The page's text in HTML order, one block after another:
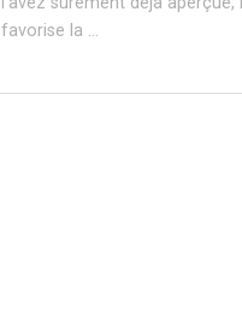
favorise la …